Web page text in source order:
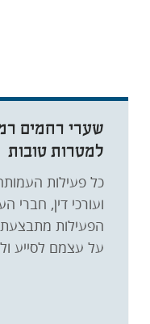
שערי רחמים
למטרות טובות
כל פעילות
ועורכי דין, חברי
הפעילות מתבצעת
על עצמם לסייע